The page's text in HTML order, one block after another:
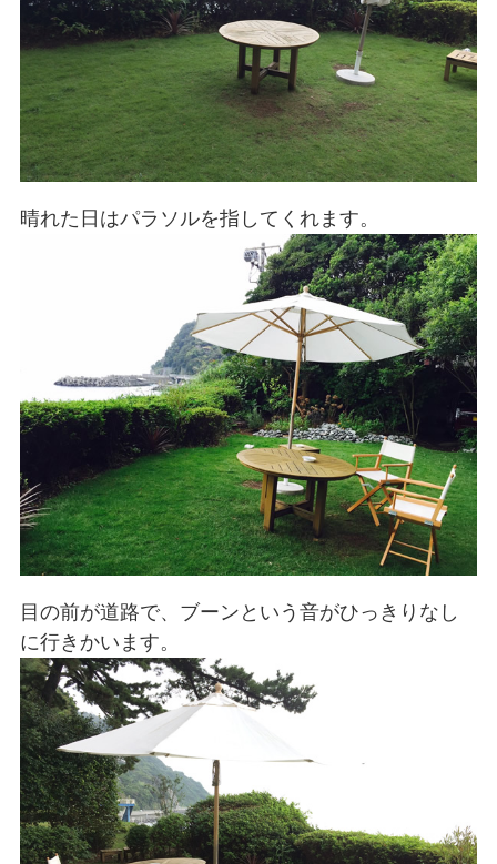
晴れた日はパラソルを指してくれます。
目の前が道路で、ブーンという音がひっきりなし
に行きかいます。